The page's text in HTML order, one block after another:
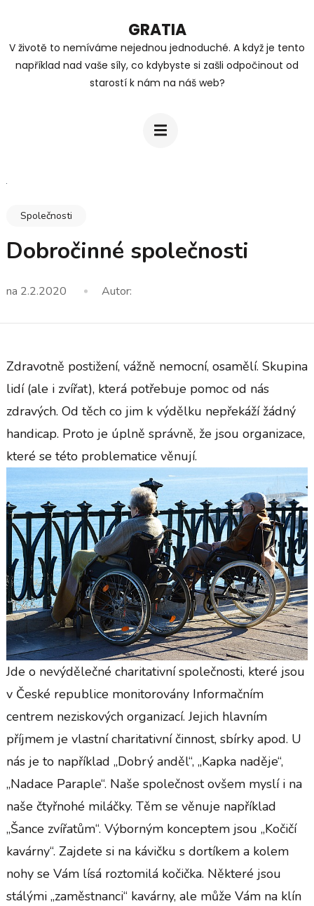
obsah
GRATIA
V životě to nemíváme nejednou jednoduché. A když je tento
například nad vaše síly, co kdybyste si zašli odpočinout od
starostí k nám na náš web?
Společnosti
Dobročinné společnosti
na 2.2.2020 Autor:
Zdravotně postižení, vážně nemocní, osamělí. Skupina
lidí (ale i zvířat), která potřebuje pomoc od nás
zdravých. Od těch co jim k výdělku nepřekáží žádný
handicap. Proto je úplně správně, že jsou organizace,
které se této problematice věnují.
Jde o nevýdělečné charitativní společnosti, které jsou
v České republice monitorovány Informačním
centrem neziskových organizací. Jejich hlavním
příjmem je vlastní charitativní činnost, sbírky apod. U
nás je to například „Dobrý anděl“, „Kapka naděje“,
„Nadace Paraple“. Naše společnost ovšem myslí i na
naše čtyřnohé miláčky. Těm se věnuje například
„Šance zvířatům“. Výborným konceptem jsou „Kočičí
kavárny“. Zajdete si na kávičku s dortíkem a kolem
nohy se Vám lísá roztomilá kočička. Některé jsou
stálými „zaměstnanci“ kavárny, ale může Vám na klín